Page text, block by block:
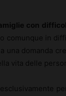
con
comunque in
una domanda
vita delle